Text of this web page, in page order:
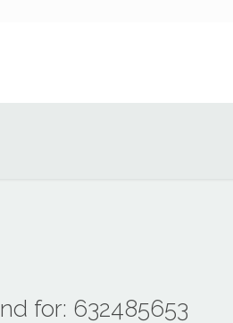
for: 632485653